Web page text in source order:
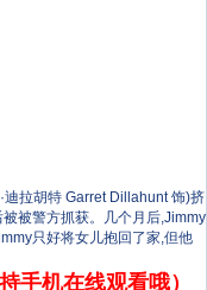
拉胡特 Garret Dillahunt 饰)挤
被警方抓获。几个月后,Jimmy
只好将女儿抱回了家,但他
手机在线观看哦）